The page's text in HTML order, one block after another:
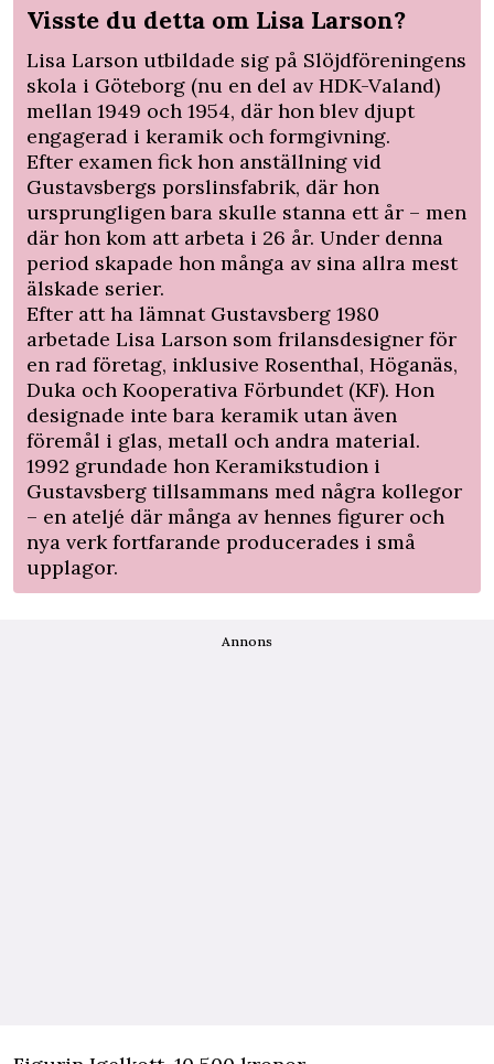
Visste du detta om Lisa Larson?
Lisa Larson utbildade sig på Slöjdföreningens
skola i Göteborg (nu en del av HDK-Valand)
mellan 1949 och 1954, där hon blev djupt
engagerad i keramik och formgivning.
Efter examen fick hon anställning vid
Gustavsbergs porslinsfabrik, där hon
ursprungligen bara skulle stanna ett år – men
där hon kom att arbeta i 26 år. Under denna
period skapade hon många av sina allra mest
älskade serier.
Efter att ha lämnat Gustavsberg 1980
arbetade Lisa Larson som frilansdesigner för
en rad företag, inklusive Rosenthal, Höganäs,
Duka och Kooperativa Förbundet (KF). Hon
designade inte bara keramik utan även
föremål i glas, metall och andra material.
1992 grundade hon Keramikstudion i
Gustavsberg tillsammans med några kollegor
– en ateljé där många av hennes figurer och
nya verk fortfarande producerades i små
upplagor.
Annons